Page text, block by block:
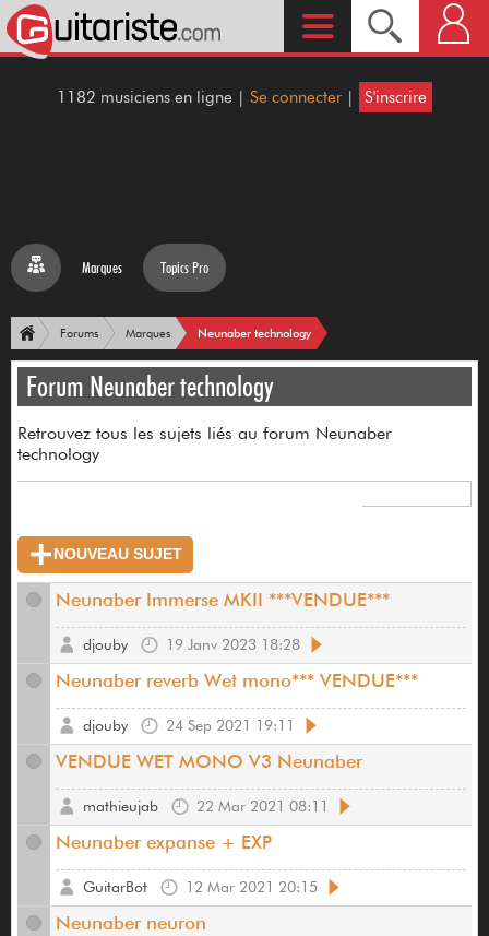
1182 musiciens en ligne | Se connecter | S'inscrire
Marques Topics Pro
Forums Marques Neunaber technology
Forum Neunaber technology
Retrouvez tous les sujets liés au forum Neunaber
technology
NOUVEAU SUJET
Neunaber Immerse MKII ***VENDUE***
19 Janv 2023 18:28
djouby
Neunaber reverb Wet mono*** VENDUE***
24 Sep 2021 19:11
djouby
VENDUE WET MONO V3 Neunaber
22 Mar 2021 08:11
mathieujab
Neunaber expanse + EXP
12 Mar 2021 20:15
GuitarBot
Neunaber neuron